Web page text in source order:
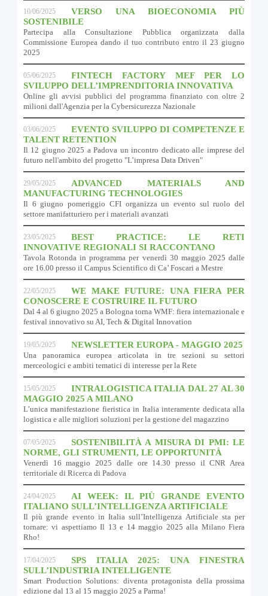
10/06/2025
VERSO UNA BIOECONOMIA PIÙ
SOSTENIBILE
Partecipa alla Consultazione Pubblica organizzata dalla
Commissione Europea dando il tuo contributo entro il 23 giugno
2025
05/06/2025
FINTECH FACTORY MEF PER LO
SVILUPPO DELL’IMPRENDITORIA INNOVATIVA
Online gli avvisi pubblici del programma finanziato con oltre 2
milioni dall'Agenzia per la Cybersicurezza Nazionale
03/06/2025
EVENTO SVILUPPO DI COMPETENZE E
TALENT RETENTION
Il 12 giugno 2025 a Padova un incontro dedicato alle imprese del
futuro nell'ambito del progetto "L’impresa Data Driven"
29/05/2025
ADVANCED MATERIALS AND
MANUFACTURING TECHNOLOGIES
Il 6 giugno pomeriggio CFI organizza un evento sul ruolo del
settore manifatturiero per i materiali avanzati
23/05/2025
BEST PRACTICE: LE RETI
INNOVATIVE REGIONALI SI RACCONTANO
Tavola Rotonda in programma per venerdì 30 maggio 2025 dalle
ore 16.00 presso il Campus Scientifico di Ca’ Foscari a Mestre
22/05/2025
WE MAKE FUTURE: UNA FIERA PER
CONOSCERE E COSTRUIRE IL FUTURO
Dal 4 al 6 giugno 2025 a Bologna torna WMF: fiera internazionale e
festival innovativo su AI, Tech & Digital Innovation
19/05/2025 NEWSLETTER EUROPA - MAGGIO 2025
Una panoramica europea articolata in tre sezioni su settori
merceologici e ambiti tematici di interesse per la Rete
15/05/2025
INTRALOGISTICA ITALIA DAL 27 AL 30
MAGGIO 2025 A MILANO
L’unica manifestazione fieristica in Italia interamente dedicata alla
logistica e alle migliori soluzioni per la gestione del magazzino
07/05/2025
SOSTENIBILITÀ A MISURA DI PMI: LE
NORME, GLI STRUMENTI, LE OPPORTUNITÀ
Venerdì 16 maggio 2025 dalle ore 14.30 presso il CNR Area
territoriale di Ricerca di Padova
24/04/2025
AI WEEK: IL PIÙ GRANDE EVENTO
ITALIANO SULL’INTELLIGENZA ARTIFICIALE
Il più grande evento in Italia sull’Intelligenza Artificiale sta per
tornare: vi aspettiamo Il 13 e 14 maggio 2025 alla Milano Fiera
Rho!
17/04/2025
SPS ITALIA 2025: UNA FINESTRA
SULL’INDUSTRIA INTELLIGENTE
Smart Production Solutions: diventa protagonista della prossima
edizione dal 13 al 15 maggio 2025 a Parma!